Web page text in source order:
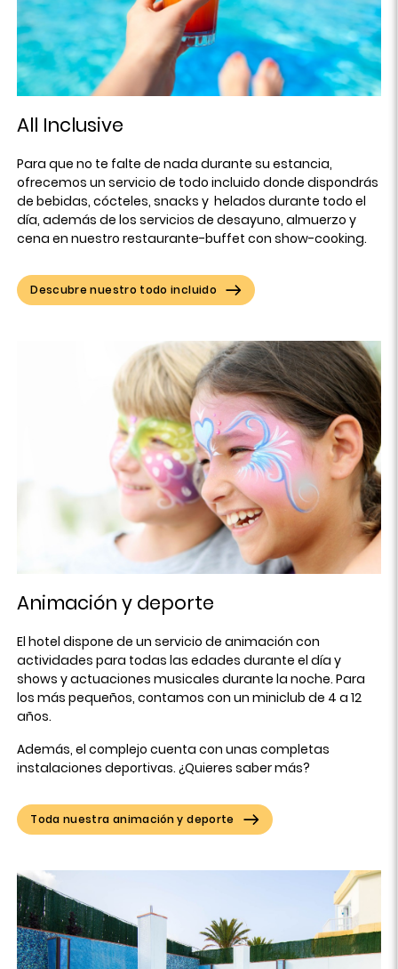
All Inclusive
Para que no te falte de nada durante su estancia,
ofrecemos un servicio de todo incluido donde dispondrás
de bebidas, cócteles, snacks y helados durante todo el
día, además de los servicios de desayuno, almuerzo y
cena en nuestro restaurante-buffet con show-cooking.
Descubre nuestro todo incluido
Animación y deporte
El hotel dispone de un servicio de animación con
actividades para todas las edades durante el día y
shows y actuaciones musicales durante la noche. Para
los más pequeños, contamos con un miniclub de 4 a 12
años.
Además, el complejo cuenta con unas completas
instalaciones deportivas. ¿Quieres saber más?
Toda nuestra animación y deporte